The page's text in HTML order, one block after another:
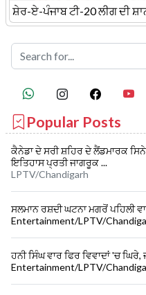
ਸ਼ੇਰ-ਏ-ਪੰਜਾਬ ਟੀ-20 ਲੀਗ ਦੀ
Popular Posts
ਕੈਨੇਡਾ ਦੇ ਸਰੀ ਸ਼ਹਿਰ ਦੇ ਲੈਂਡਮਾਰਕ
ਇਤਿਹਾਸ ਪ੍ਰਤੀ ਜਾਗਰੂਕ ...
LPTV/Chandigarh
ਸਲਮਾਨ ਰਸ਼ਦੀ ਘਟਨਾ ਮਗਰੋਂ ਪਹਿਲੀ
Entertainment/LPTV/
ਹਨੀ ਸਿੰਘ ਵਾਰ ਫਿਰ ਵਿਵਾਦਾਂ 'ਚ
Entertainment/LPTV/